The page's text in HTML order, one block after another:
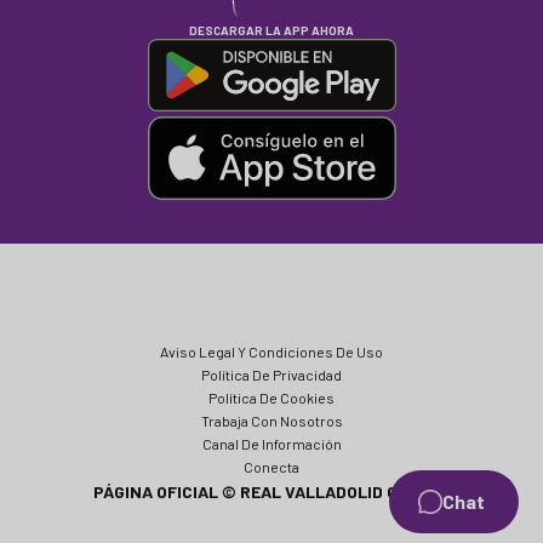
Chat
DESCARGAR LA APP AHORA
Aviso Legal Y Condiciones De Uso
Política De Privacidad
Política De Cookies
Trabaja Con Nosotros
Canal De Información
Conecta
PÁGINA OFICIAL © REAL VALLADOLID CF 2024